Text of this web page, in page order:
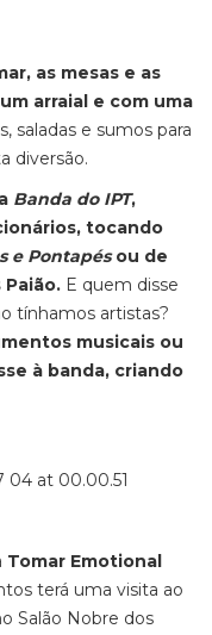
as mesas e as
arraial e com uma
saladas e sumos para
diversão.
Banda do IPT,
tocando
e Pontapésou de
E quem disse
tínhamos artistas?
musicais ou
à banda, criando
Tomar Emotional
terá uma visita ao
Salão Nobre dos